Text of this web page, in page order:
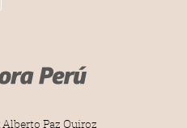
Paz Quiroz